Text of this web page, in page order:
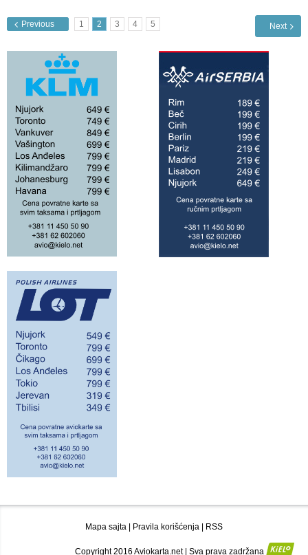
Previous 1 2 3 4 5 Next
Mapa sajta Pravila korišćenja RSS
Copyright 2016 Aviokarta.net | Sva prava zadržana